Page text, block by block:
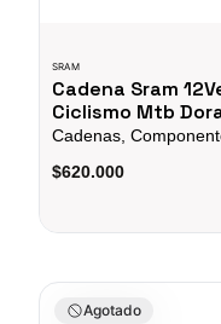
SRAM
Cadena Sram
Ciclismo Mtb
Cadenas,
$620.000
Cadena Sram 12Vel
Agotado